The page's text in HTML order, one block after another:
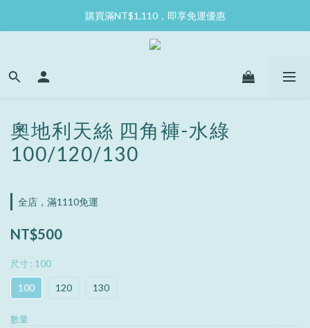
購買滿NT$1,110，即享免運優惠
奧地利天絲 四角褲-水綠
100/120/130
全店，滿1110免運
NT$500
尺寸 : 100
100 120 130
數量